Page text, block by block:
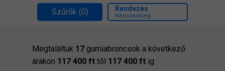
Szűrők (0)
Megtaláltuk 17 gumiabroncsok a következő
árakon 117 400 ft től 117 400 ft ig
Rendezés
Népszerűség